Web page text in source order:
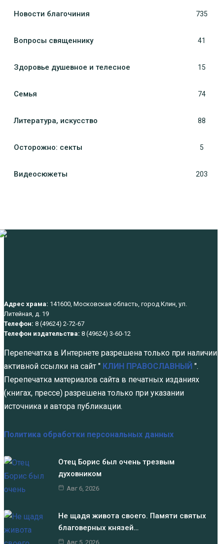
Новости благочиния 735
Вопросы священнику 41
Здоровье душевное и телесное 15
Семья 74
Литература, искуcство 88
Осторожно: секты 5
Видеосюжеты 203
Адрес храма: 141600, Московская область, город Клин, ул.
Литейная, д. 19
Телефон: 8 (49624) 2-72-67
Телефон издательства: 8 (49624) 3-60-12
Перепечатка в Интернете разрешена только при наличии
активной ссылки на сайт " КЛИН ПРАВОСЛАВНЫЙ ".
Перепечатка материалов сайта в печатных изданиях
(книгах, прессе) разрешена только при указании
источника и автора публикации.
Политика обработки персональных данных
Отец Борис был очень трезвым
духовником
Авг 6, 2026
Не щадя живота своего. Памяти святых
благоверных князей…
Авг 5, 2026